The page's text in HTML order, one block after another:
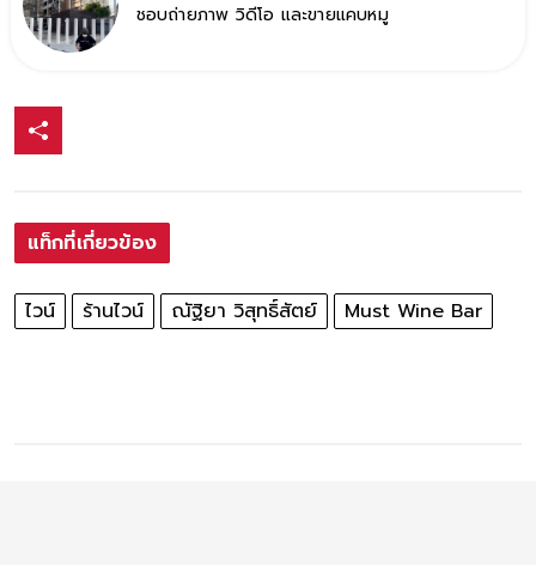
ชอบถ่ายภาพ วิดีโอ และขายแคบหมู
แท็กที่เกี่ยวข้อง
ไวน์ ร้านไวน์ ณัฐิยา วิสุทธิ์สัตย์ Must Wine Bar